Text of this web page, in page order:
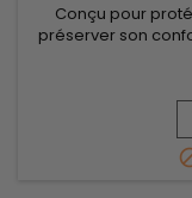
Conçu pour
préserver son
une utilisation
la Niacinamide,
(Prunus